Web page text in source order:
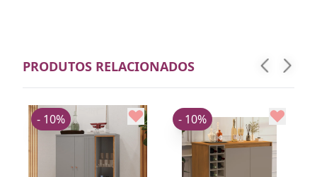
PRODUTOS RELACIONADOS
- 10% - 10%